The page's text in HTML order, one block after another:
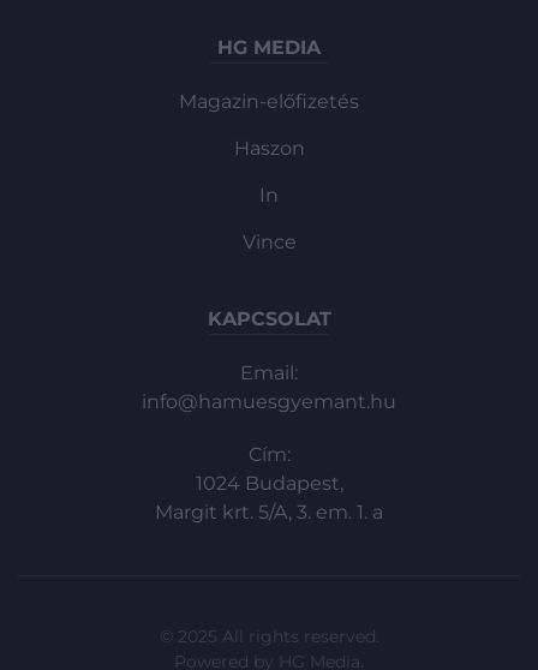
HG MEDIA
Magazin-előfizetés
Haszon
In
Vince
KAPCSOLAT
Email:
info@hamuesgyemant.hu
Cím:
1024 Budapest,
Margit krt. 5/A, 3. em. 1. a
© 2025 All rights reserved.
Powered by HG Media.